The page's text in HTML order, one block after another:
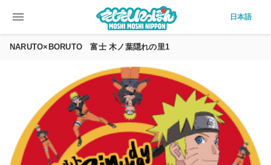
menu 日本語
NARUTO×BORUTO 富士 木ノ葉隠れの里1